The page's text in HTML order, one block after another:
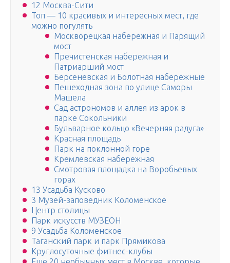
12 Москва-Сити
Топ — 10 красивых и интересных мест, где
можно погулять
Москворецкая набережная и Парящий
мост
Пречистенская набережная и
Патриарший мост
Берсеневская и Болотная набережные
Пешеходная зона по улице Саморы
Машела
Сад астрономов и аллея из арок в
парке Сокольники
Бульварное кольцо «Вечерняя радуга»
Красная площадь
Парк на поклонной горе
Кремлевская набережная
Смотровая площадка на Воробьевых
горах
13 Усадьба Кусково
3 Музей-заповедник Коломенское
Центр столицы
Парк искусств МУЗЕОН
9 Усадьба Коломенское
Таганский парк и парк Прямикова
Круглосуточные фитнес-клубы